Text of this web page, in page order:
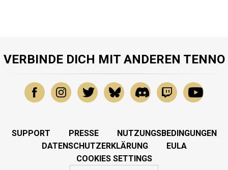
VERBINDE DICH MIT ANDEREN TENNO
SUPPORT PRESSE
NUTZUNGSBEDINGUNGEN
DATENSCHUTZERKLÄRUNG
EULA
COOKIES SETTINGS